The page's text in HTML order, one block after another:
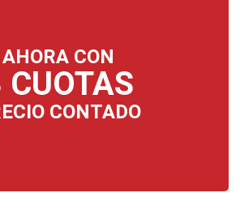
AHORA CON
CONTADO